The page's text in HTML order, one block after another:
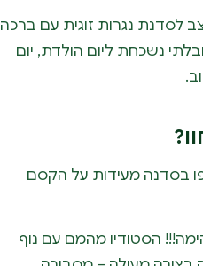
לסדנת נגרות זוגית עם ברכה
נשכחת ליום הולדת, יום
בסדנה מעידות על הקסם
הסטודיו מהמם עם נוף